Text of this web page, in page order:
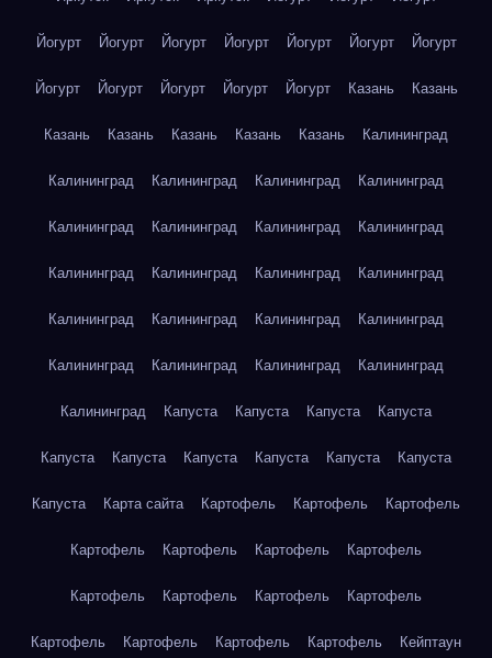
Йогурт Йогурт Йогурт Йогурт Йогурт Йогурт Йогурт
Йогурт Йогурт Йогурт Йогурт Йогурт Казань Казань
Казань Казань Казань Казань Казань Калининград
Калининград Калининград Калининград Калининград
Калининград Калининград Калининград Калининград
Калининград Калининград Калининград Калининград
Калининград Калининград Калининград Калининград
Калининград Калининград Калининград Калининград
Калининград Капуста Капуста Капуста Капуста
Капуста Капуста Капуста Капуста Капуста Капуста
Капуста Карта сайта Картофель Картофель Картофель
Картофель Картофель Картофель Картофель
Картофель Картофель Картофель Картофель
Картофель Картофель Картофель Картофель Кейптаун